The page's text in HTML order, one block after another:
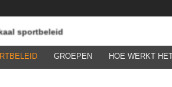
GROEPEN HOE WERKT